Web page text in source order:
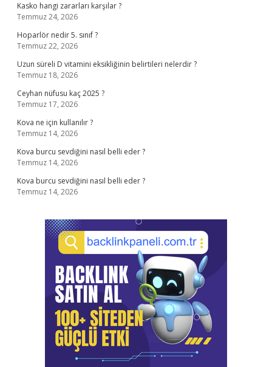
Kasko hangi zararları karşılar ?
Temmuz 24, 2026
Hoparlör nedir 5. sınıf ?
Temmuz 22, 2026
Uzun süreli D vitamini eksikliğinin belirtileri nelerdir ?
Temmuz 18, 2026
Ceyhan nüfusu kaç 2025 ?
Temmuz 17, 2026
Kova ne için kullanılır ?
Temmuz 14, 2026
Kova burcu sevdiğini nasıl belli eder ?
Temmuz 14, 2026
Kova burcu sevdiğini nasıl belli eder ?
Temmuz 14, 2026